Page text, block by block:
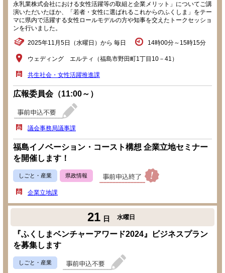
永乳業株式会社における女性活躍等の取組と企業メリット」についてご講
演いただいたほか、「若者・女性に選ばれるこれからのふくしま」をテー
マに県内で活躍する女性ロールモデルの方や知事を交えたトークセッショ
ンを行いました。
2025年11月5日（水曜日）から 毎日 14時00分～15時15分
ウェディング エルティ（福島市野田町1丁目10－41）
共生社会・女性活躍推進課
広報委員会（11:00～）
議会事務局議事課
福島イノベーション・コースト構想 企業立地セミナー
を開催します！
しごと・産業 県政情報
企業立地課
21 日 水曜日
『ふくしまベンチャーアワード2024』ビジネスプラン
を募集します
しごと・産業